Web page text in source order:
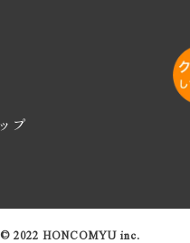
プ
© 2022 HONCOMYU inc.